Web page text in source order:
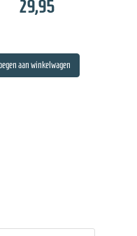
29,95
aan winkelwagen